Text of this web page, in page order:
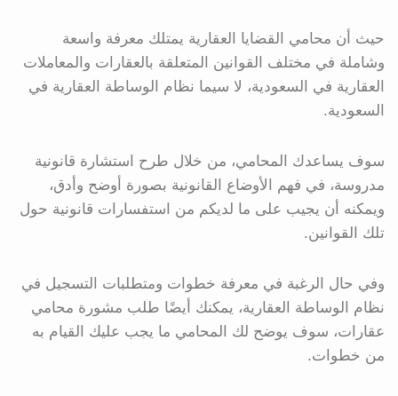
حيث أن محامي القضايا العقارية يمتلك معرفة واسعة
وشاملة في مختلف القوانين المتعلقة بالعقارات والمعاملات
العقارية في السعودية، لا سيما نظام الوساطة العقارية في
السعودية.
سوف يساعدك المحامي، من خلال طرح استشارة قانونية
مدروسة، في فهم الأوضاع القانونية بصورة أوضح وأدق،
ويمكنه أن يجيب على ما لديكم من استفسارات قانونية حول
تلك القوانين.
وفي حال الرغبة في معرفة خطوات ومتطلبات التسجيل في
نظام الوساطة العقارية، يمكنك أيضًا طلب مشورة محامي
عقارات، سوف يوضح لك المحامي ما يجب عليك القيام به
من خطوات.